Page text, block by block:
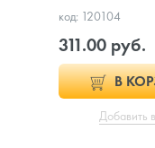
код: 120104
311.00 руб.
В
Добавить